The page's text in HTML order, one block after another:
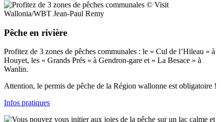
© Visit
Wallonia/WBT Jean-Paul Remy
Pêche en rivière
Profitez de 3 zones de pêches communales : le « Cul de l’Hileau » à
Houyet, les « Grands Prés » à Gendron-gare et « La Besace » à
Wanlin.
Attention, le permis de pêche de la Région wallonne est obligatoire !
Infos pratiques